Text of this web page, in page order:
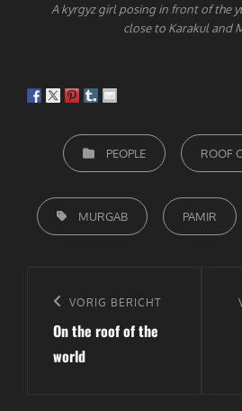
A kyrgyz girl posing in front of the
close to Karakul and
CATEGORIEËN
PEOPLE ROOF
TAGS,
MURGAB PAMIR
navigatie
Vorig
bericht
VORIG BERICHT
On the roof of the
world